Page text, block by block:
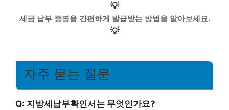
💡
세금 납부 증명을 간편하게 발급받는 방법을 알아보세요.
💡
자주 묻는 질문
Q: 지방세납부확인서는 무엇인가요?